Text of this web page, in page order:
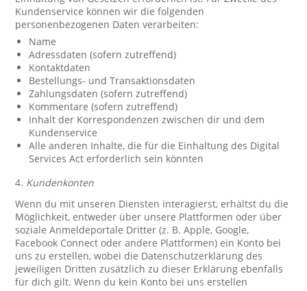
Kundenservice können wir die folgenden
personenbezogenen Daten verarbeiten:
Name
Adressdaten (sofern zutreffend)
Kontaktdaten
Bestellungs- und Transaktionsdaten
Zahlungsdaten (sofern zutreffend)
Kommentare (sofern zutreffend)
Inhalt der Korrespondenzen zwischen dir und dem
Kundenservice
Alle anderen Inhalte, die für die Einhaltung des Digital
Services Act erforderlich sein könnten
4. Kundenkonten
Wenn du mit unseren Diensten interagierst, erhältst du die
Möglichkeit, entweder über unsere Plattformen oder über
soziale Anmeldeportale Dritter (z. B. Apple, Google,
Facebook Connect oder andere Plattformen) ein Konto bei
uns zu erstellen, wobei die Datenschutzerklärung des
jeweiligen Dritten zusätzlich zu dieser Erklärung ebenfalls
für dich gilt. Wenn du kein Konto bei uns erstellen